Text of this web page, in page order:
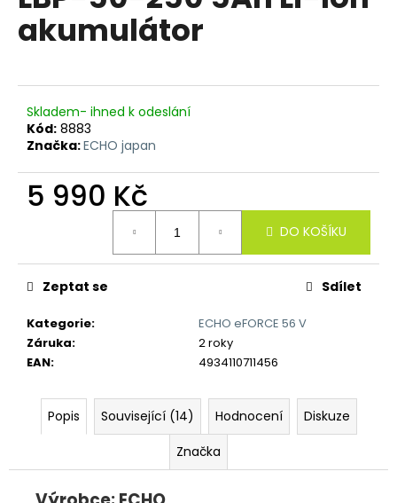
z
akumulátor
Skladem- ihned k odeslání
Kód: 8883
Značka:ECHO japan
5 990 Kč
DO KOŠÍKU
Kategorie:
ECHO eFORCE 56 V
Záruka:
2 roky
EAN: 4934110711456
Zeptat se Sdílet
R
A
Popis Související (14) Hodnocení
Diskuze
Značka
a
j
t
?
D
p
o
m